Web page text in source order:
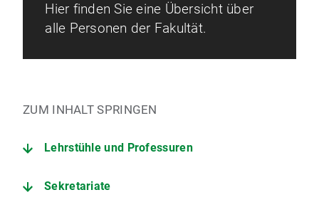
Hier finden Sie eine Übersicht über
alle Personen der Fakultät.
ZUM INHALT SPRINGEN
Lehrstühle und Professuren
Sekretariate